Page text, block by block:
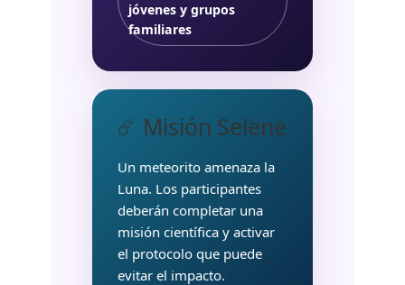
jóvenes y grupos
familiares
☄️ Misión Selene
Un meteorito amenaza la
Luna. Los participantes
deberán completar una
misión científica y activar
el protocolo que puede
evitar el impacto.